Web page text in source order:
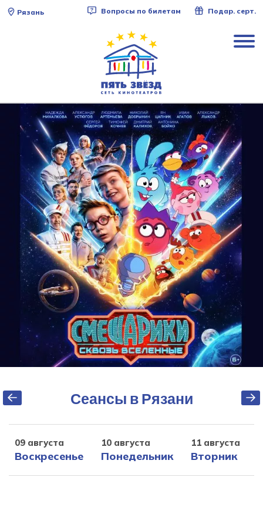
Рязань Вопросы по билетам Подар. серт.
Сеансы в Рязани
09 августа
Воскресенье
10 августа
Понедельник
11 августа
Вторник